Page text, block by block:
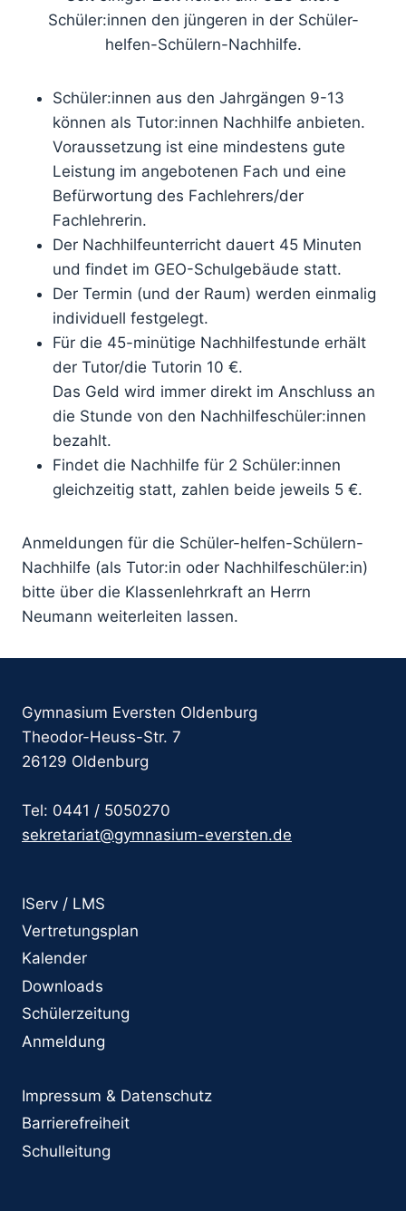
Schüler:innen den jüngeren in der Schüler-
helfen-Schülern-Nachhilfe.
Schüler:innen aus den Jahrgängen 9-13
können als Tutor:innen Nachhilfe anbieten.
Voraussetzung ist eine mindestens gute
Leistung im angebotenen Fach und eine
Befürwortung des Fachlehrers/der
Fachlehrerin.
Der Nachhilfeunterricht dauert 45 Minuten
und findet im GEO-Schulgebäude statt.
Der Termin (und der Raum) werden einmalig
individuell festgelegt.
Für die 45-minütige Nachhilfestunde erhält
der Tutor/die Tutorin 10 €.
Das Geld wird immer direkt im Anschluss an
die Stunde von den Nachhilfeschüler:innen
bezahlt.
Findet die Nachhilfe für 2 Schüler:innen
gleichzeitig statt, zahlen beide jeweils 5 €.
Anmeldungen für die Schüler-helfen-Schülern-
Nachhilfe (als Tutor:in oder Nachhilfeschüler:in)
bitte über die Klassenlehrkraft an Herrn
Neumann weiterleiten lassen.
Gymnasium Eversten Oldenburg
Theodor-Heuss-Str. 7
26129 Oldenburg
Tel: 0441 / 5050270
sekretariat@gymnasium-eversten.de
IServ / LMS
Vertretungsplan
Kalender
Downloads
Schülerzeitung
Anmeldung
Impressum & Datenschutz
Barrierefreiheit
Schulleitung